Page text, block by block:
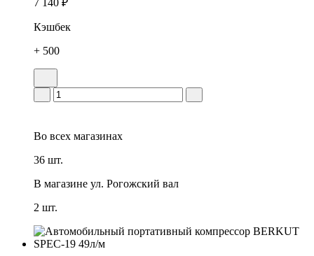
Кэшбек
+ 500
Во всех магазинах
36 шт.
В магазине ул. Рогожский вал
2 шт.